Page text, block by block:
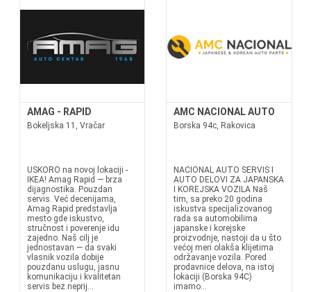
AMAG - RAPID
Bokeljska 11, Vračar
USKORO na novoj lokaciji -
IKEA! Amag Rapid — brza
dijagnostika. Pouzdan
servis. Već decenijama,
Amag Rapid predstavlja
mesto gde iskustvo,
stručnost i poverenje idu
zajedno. Naš cilj je
jednostavan — da svaki
vlasnik vozila dobije
pouzdanu uslugu, jasnu
komunikaciju i kvalitetan
servis bez neprij...
AMC NACIONAL AUTO
Borska 94c, Rakovica
NACIONAL AUTO SERVIS I
AUTO DELOVI ZA JAPANSKA
I KOREJSKA VOZILA Naš
tim, sa preko 20 godina
iskustva specijalizovanog
rada sa automobilima
japanske i korejske
proizvodnje, nastoji da u što
većoj meri olakša klijetima
održavanje vozila. Pored
prodavnice delova, na istoj
lokaciji (Borska 94C)
imamo...